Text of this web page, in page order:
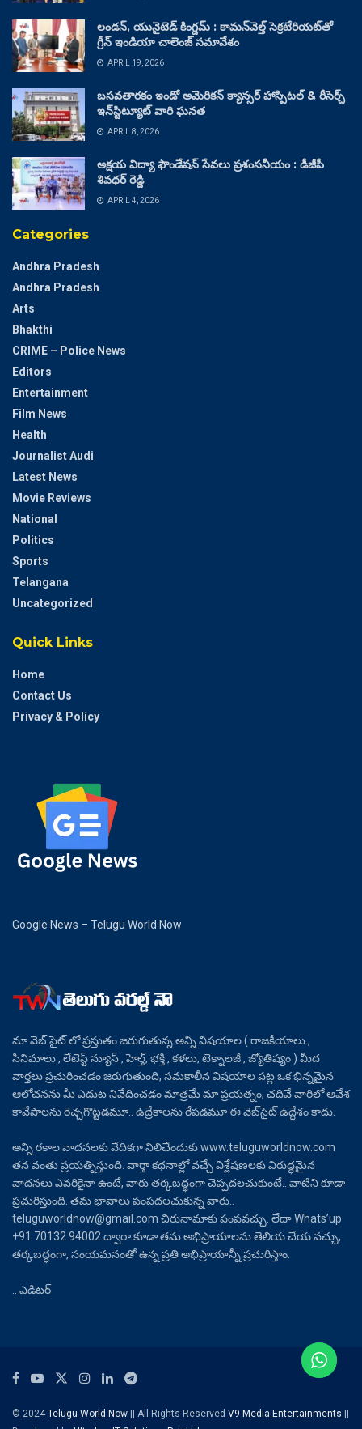
లండన్, యునైటెడ్ కింగ్డమ్ : కామన్‌వెల్త్ సెక్రటేరియట్‌తో
గ్రీన్ ఇండియా చాలెంజ్ సమావేశం
APRIL 19, 2026
బసవతారకం ఇండో అమెరికన్ క్యాన్సర్ హాస్పిటల్ & రీసెర్చ్
ఇన్‌స్టిట్యూట్ వారి ఘనత
APRIL 8, 2026
అక్షయ విద్యా ఫౌండేషన్ సేవలు ప్రశంసనీయం : డీజీపీ
శివధర్ రెడ్డి
APRIL 4, 2026
Categories
Andhra Pradesh
Andhra Pradesh
Arts
Bhakthi
CRIME – Police News
Editors
Entertainment
Film News
Health
Journalist Audi
Latest News
Movie Reviews
National
Politics
Sports
Telangana
Uncategorized
Quick Links
Home
Contact Us
Privacy & Policy
Google News – Telugu World Now
మా వెబ్ సైట్ లో ప్రస్తుతం జరుగుతున్న అన్ని విషయాల ( రాజకీయాలు ,
సినిమాలు , లేటెస్ట్ న్యూస్ , హెల్త్, భక్తి , కళలు, టెక్నాలజీ , జ్యోతిష్యం ) మీద
వార్తలు ప్రచురించడం జరుగుతుంది, సమకాలీన విషయాల పట్ల ఒక భిన్నమైన
ఆలోచనను మీ ఎదుట నివేదించడం మాత్రమే మా ప్రయత్నం, చదివే వారిలో ఆవేశ
కావేషాలను రెచ్చగొట్టడమూ.. ఉద్రేకాలను రేపడమూ ఈ వెబ్‌సైట్ ఉద్దేశం కాదు.
అన్ని రకాల వాదనలకు వేదికగా నిలిచేందుకు www.teluguworldnow.com
తన వంతు ప్రయత్నిస్తుంది. వార్తా కథనాల్లో వచ్చే విశ్లేషణలకు విరుద్ధమైన
వాదనలు ఎవరికైనా ఉంటే, వారు తర్కబద్ధంగా చెప్పదలచుకుంటే.. వాటిని కూడా
ప్రచురిస్తుంది. తమ భావాలు పంపదలచుకున్న వారు..
teluguworldnow@gmail.com చిరునామాకు పంపవచ్చు. లేదా Whats’up
+91 70132 94002 ద్వారా కూడా తమ అభిప్రాయాలను తెలియ చేయ వచ్చు,
తర్కబద్ధంగా, సంయమనంతో ఉన్న ప్రతి అభిప్రాయాన్నీ ప్రచురిస్తాం.
.. ఎడిటర్
© 2024Telugu World Now || All Rights Reserved V9 Media Entertainments ||